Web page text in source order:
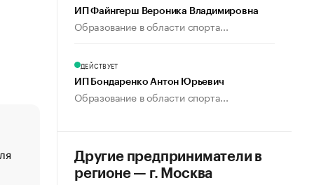
«От спорта тело стареет иначе». Как живет глава
создавшей GTA
ИП Файнгерш Вероника Владимировна
Образование в области спорта...
ДЕЙСТВУЕТ
ИП Бондаренко Антон Юрьевич
Образование в области спорта...
Другие предприниматели в
регионе — г. Москва